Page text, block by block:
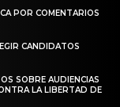
POR COMENTARIOS
CANDIDATOS
SOBRE AUDIENCIAS
LA LIBERTAD DE